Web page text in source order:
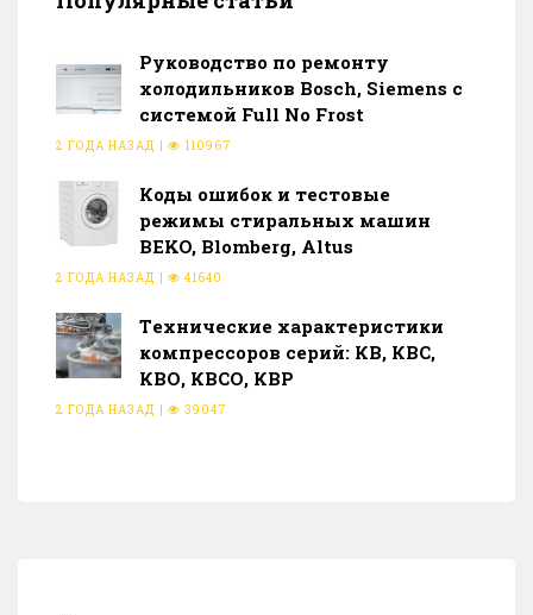
Руководство по ремонту
холодильников Bosch, Siemens с
системой Full No Frost
2 ГОДА НАЗАД 110967
Коды ошибок и тестовые
режимы стиральных машин
BEKO, Blomberg, Altus
2 ГОДА НАЗАД 41640
Тeхнические характеристики
компрессоров серий: КВ, КВС,
КВО, КВСО, КВР
2 ГОДА НАЗАД 39047